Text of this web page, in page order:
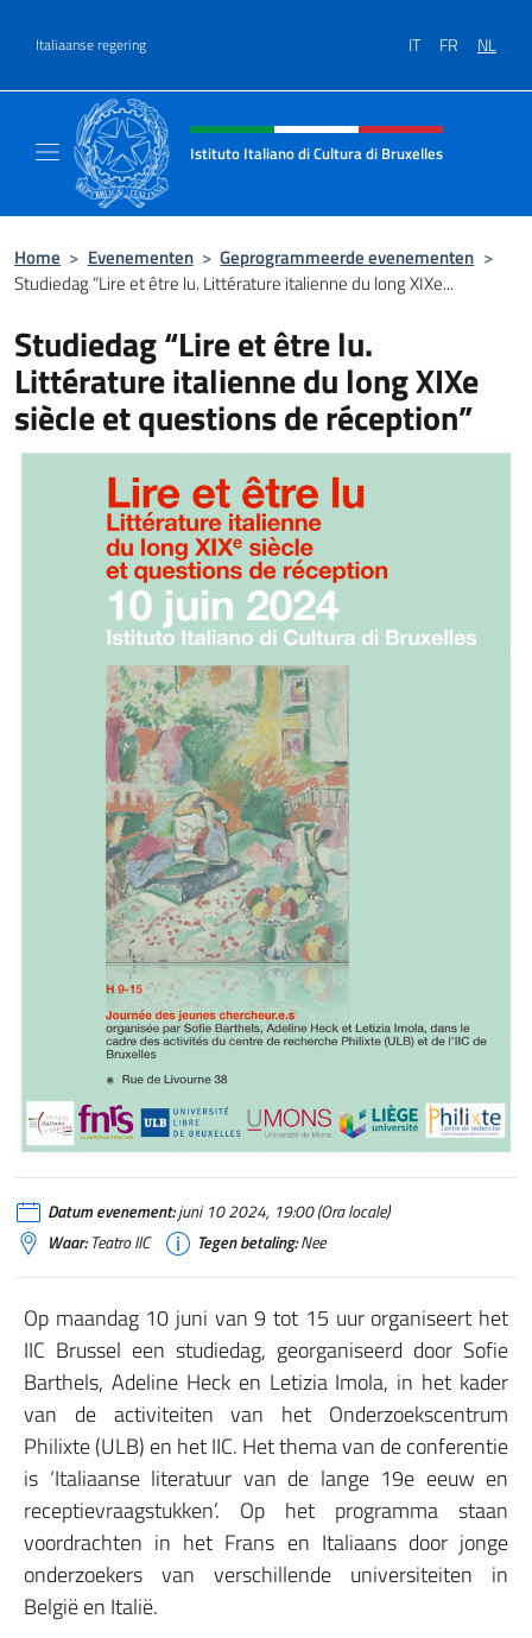
Italiaanse regering IT FR NL
Intestazione sito, social e menù
Istituto Italiano di Cultura di Bruxelles
Home > Evenementen > Geprogrammeerde evenementen >
Studiedag “Lire et être lu. Littérature italienne du long XIXe...
Studiedag “Lire et être lu.
Littérature italienne du long XIXe
siècle et questions de réception”
Datum evenement:juni 10 2024, 19:00 (Ora locale)
Waar:Teatro IIC Tegen betaling:Nee
Op maandag 10 juni van 9 tot 15 uur organiseert het
IIC Brussel een studiedag, georganiseerd door Sofie
Barthels, Adeline Heck en Letizia Imola, in het kader
van de activiteiten van het Onderzoekscentrum
Philixte (ULB) en het IIC. Het thema van de conferentie
is ‘Italiaanse literatuur van de lange 19e eeuw en
receptievraagstukken’. Op het programma staan
voordrachten in het Frans en Italiaans door jonge
onderzoekers van verschillende universiteiten in
België en Italië.